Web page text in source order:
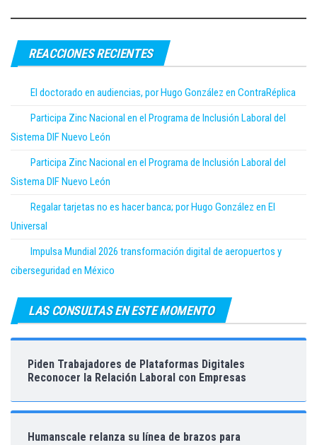
REACCIONES RECIENTES
El doctorado en audiencias, por Hugo González en ContraRéplica
Participa Zinc Nacional en el Programa de Inclusión Laboral del
Sistema DIF Nuevo León
Participa Zinc Nacional en el Programa de Inclusión Laboral del
Sistema DIF Nuevo León
Regalar tarjetas no es hacer banca; por Hugo González en El
Universal
Impulsa Mundial 2026 transformación digital de aeropuertos y
ciberseguridad en México
LAS CONSULTAS EN ESTE MOMENTO
Piden Trabajadores de Plataformas Digitales
Reconocer la Relación Laboral con Empresas
Humanscale relanza su línea de brazos para